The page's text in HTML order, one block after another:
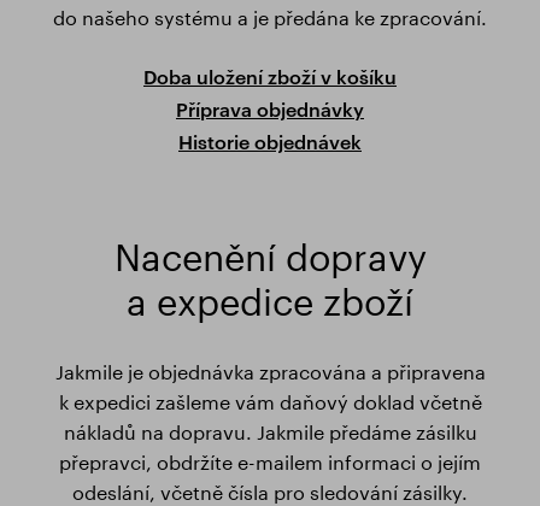
do našeho systému a je předána ke zpracování.
Doba uložení zboží v košíku
Příprava objednávky
Historie objednávek
Nacenění dopravy
a expedice zboží
Jakmile je objednávka zpracována a připravena
k expedici zašleme vám daňový doklad včetně
nákladů na dopravu. Jakmile předáme zásilku
přepravci, obdržíte e-mailem informaci o jejím
odeslání, včetně čísla pro sledování zásilky.